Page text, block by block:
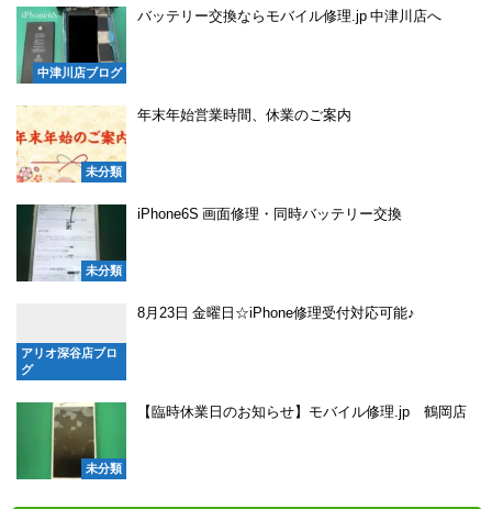
中津川店ブログ
バッテリー交換ならモバイル修理.jp 中津川店へ
未分類
年末年始営業時間、休業のご案内
未分類
iPhone6S 画面修理・同時バッテリー交換
アリオ深谷店ブロ
グ
8月23日 金曜日☆iPhone修理受付対応可能♪
未分類
【臨時休業日のお知らせ】モバイル修理.jp 鶴岡店